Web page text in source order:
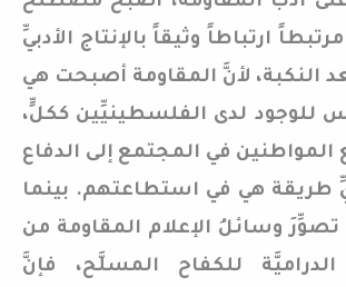
ارتباطاً وثيقاً بالإنتاج الأدبيِّ
النكبة، لأنَّ المقاومة أصبحت هي
للوجود لدى الفلسطينيِّين ككلٍّ،
في المجتمع إلى الدفاع
طريقة هي في استطاعتهم. بينما
وسائلُ الإعلام المقاومة من
الدراميَّة للكفاح المسلَّح، فإنَّ